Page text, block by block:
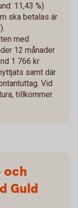
11,43 %)
ska betalas är
med
12 månader
1 766 kr
samt där
Vid
tillkommer
och
Guld